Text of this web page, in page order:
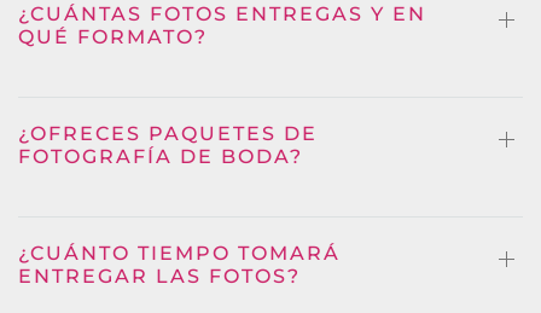
¿CUÁNTAS FOTOS ENTREGAS Y EN
QUÉ FORMATO?
¿OFRECES PAQUETES DE
FOTOGRAFÍA DE BODA?
¿CUÁNTO TIEMPO TOMARÁ
ENTREGAR LAS FOTOS?